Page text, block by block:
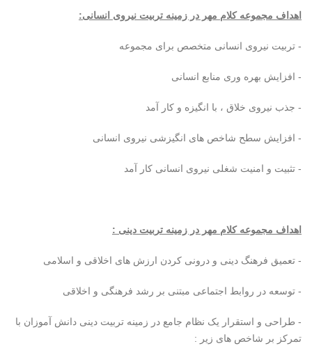
اهداف مجموعه کلام مهر در زمینه تربیت نیروی انسانی:
- تربیت نیروی انسانی متخصص برای مجموعه
- افزایش بهره وری منابع انسانی
- جذب نیروی خلاق ، با انگیزه و کار آمد
- افزایش سطح شاخص های انگیزشی نیروی انسانی
- تثبیت و امنیت شغلی نیروی انسانی کار آمد
اهداف مجموعه کلام مهر در زمینه تربیت دینی :
- تعمیق فرهنگ دینی و درونی کردن ارزش های اخلاقی و اسلامی
- توسعه در روابط اجتماعی مبتنی بر رشد فرهنگی و اخلاقی
- طراحی و استقرار یک نظام جامع در زمینه تربیت دینی دانش آموزان با
تمرکز بر شاخص های زیر :